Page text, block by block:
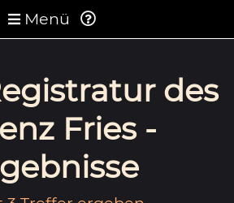
Menü
des
Fries -